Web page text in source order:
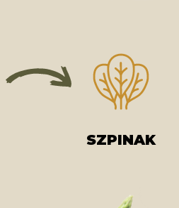
SZPINAK